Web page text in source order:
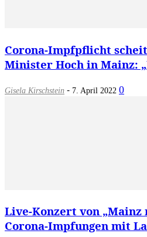
Corona-Impfpflicht
Minister Hoch in Mainz:
Gisela Kirschstein - 7. April 2022 0
Live-Konzert von
Corona-Impfungen mit